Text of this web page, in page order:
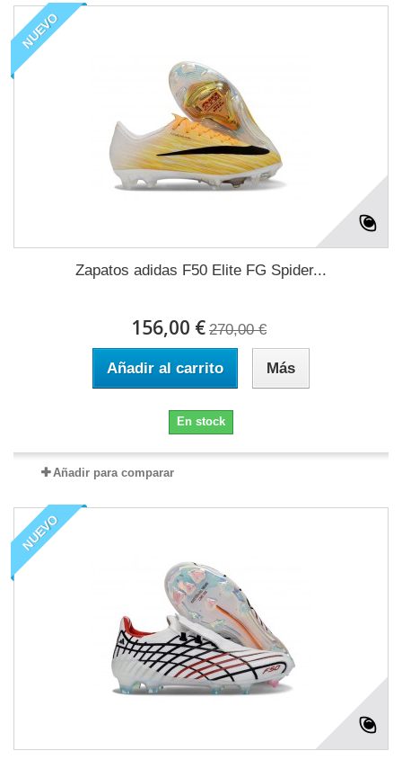
NUEVO
Zapatos adidas F50 Elite FG Spider...
156,00 € 270,00 €
Añadir al carrito Más
En stock
Añadir para comparar
NUEVO